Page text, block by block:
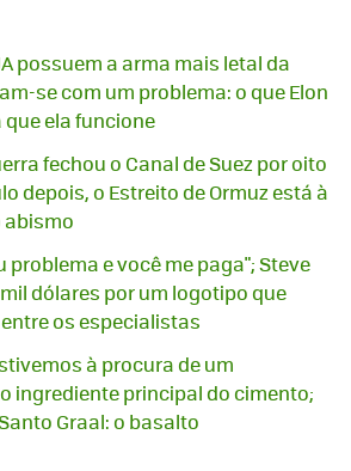
possuem a arma mais letal da
se com um problema: o que Elon
que ela funcione
fechou o Canal de Suez por oito
depois, o Estreito de Ormuz está à
abismo
problema e você me paga"; Steve
dólares por um logotipo que
os especialistas
à procura de um
ingrediente principal do cimento;
Graal: o basalto